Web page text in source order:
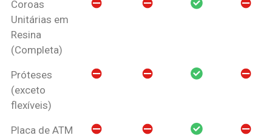
Coroas
Unitárias em
Resina
(Completa)
Próteses
(exceto
flexíveis)
Placa de ATM